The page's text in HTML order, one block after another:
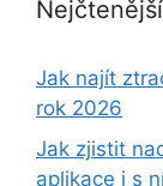
Nejčtenější
Jak najít
rok 2026
Jak zjistit
aplikace i s